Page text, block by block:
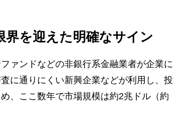
を迎えた明確なサイン
ァンドなどの非銀行系金融業者が企業に
に通りにくい新興企業などが利用し、投
、ここ数年で市場規模は約2兆ドル（約